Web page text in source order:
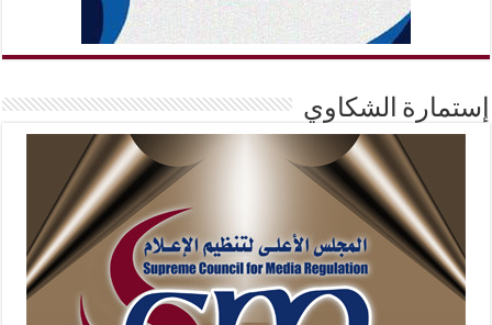
إستمارة الشكاوي